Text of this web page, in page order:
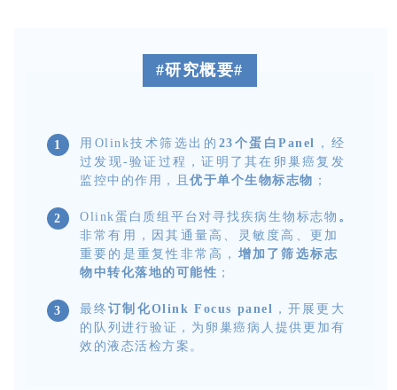
#研究概要#
1 用Olink技术筛选出的 23个蛋白Panel
，经
过发现-验证过程，证明了其在卵巢癌复发
监控中的作用，且 优于单个生物标志物 ；
2
Olink蛋白质组平台对寻找疾病生物标志物
非常有用，因其通量高、灵敏度高、更加
重要的是重复性非常高， 增加了筛选标志
物中转化落地的可能性 ；
。
3 最终订制化Olink Focus panel ，开展更大
的队列进行验证，为卵巢癌病人提供更加有
效的液态活检方案。